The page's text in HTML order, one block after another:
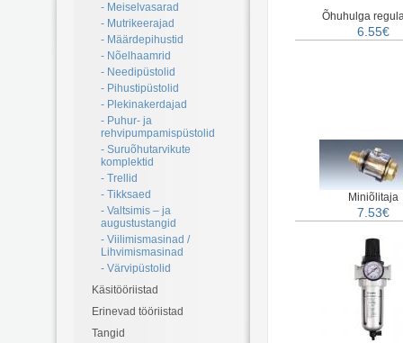
- Meiselvasarad
- Mutrikeerajad
- Määrdepihustid
- Nõelhaamrid
- Needipüstolid
- Pihustipüstolid
- Plekinakerdajad
- Puhur- ja
rehvipumpamispüstolid
- Suruõhutarvikute
komplektid
- Trellid
- Tikksaed
- Valtsimis – ja
augustustangid
- Viilimismasinad /
Lihvimismasinad
- Värvipüstolid
Käsitööriistad
Erinevad tööriistad
Tangid
Õhuhulga
6.55€
Miniõlitaja
7.53€